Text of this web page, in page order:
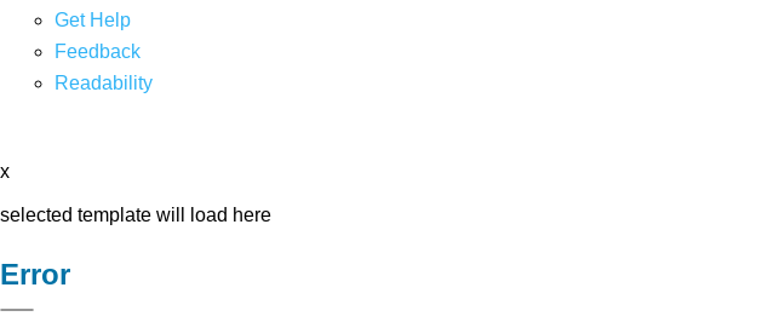
Get Help
Feedback
Readability
x
selected template will load here
Error